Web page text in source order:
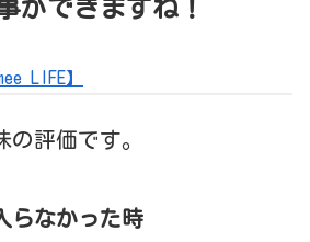
ができますね！
LIFE】
評価です。
らなかった時